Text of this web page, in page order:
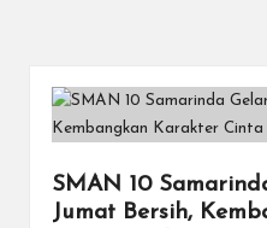
SMAN 10
Jumat Bersih,